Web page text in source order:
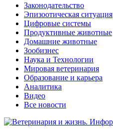
Законодательство
Эпизоотическая ситуация
Цифровые системы
Продуктивные животные
Домашние животные
Зообизнес
Наука и Технологии
Мировая ветеринария
Образование и карьера
Аналитика
Видео
Все новости